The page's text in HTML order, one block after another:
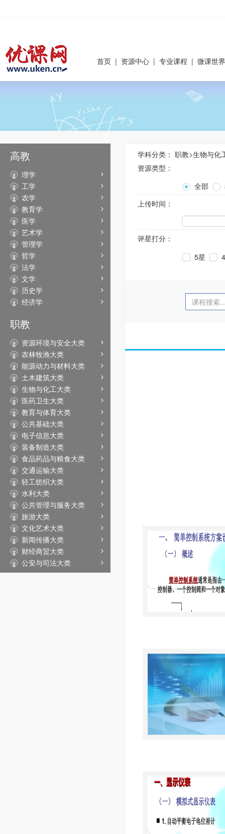
首页 | 资源中心 | 专业课程 | 微课世界
高教
理学
工学
农学
教育学
医学
艺术学
管理学
哲学
法学
文学
历史学
经济学
职教
资源环境与安全大类
农林牧渔大类
能源动力与材料大类
土木建筑大类
生物与化工大类
医药卫生大类
教育与体育大类
公共基础大类
电子信息大类
装备制造大类
食品药品与粮食大类
交通运输大类
轻工纺织大类
水利大类
公共管理与服务大类
旅游大类
文化艺术大类
新闻传播大类
财经商贸大类
公安与司法大类
学科分类： 职教>生物与化
资源类型：
全部
上传时间：
评星打分：
5星